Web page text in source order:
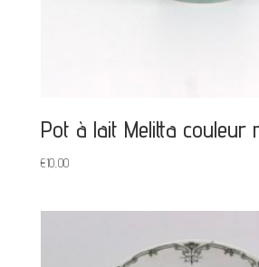
Pot à lait Melitta couleur
€10,00